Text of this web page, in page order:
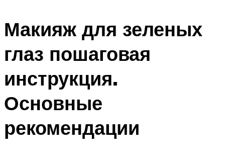
Макияж для зеленых
глаз пошаговая
инструкция.
Основные
рекомендации